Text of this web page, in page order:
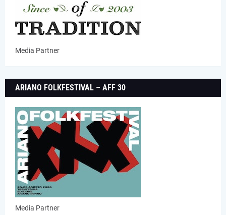
Media Partner
ARIANO FOLKFESTIVAL – AFF 30
Media Partner